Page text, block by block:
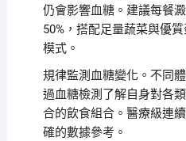
仍會影響血糖。建議每餐
50%，搭配足量蔬菜與優
模式。
規律監測血糖變化。不同
過血糖檢測了解自身對各
合的飲食組合。醫療級連
確的數據參考。